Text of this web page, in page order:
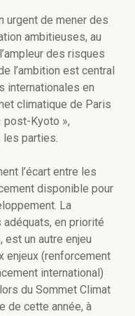
urgent de mener des
ambitieuses, au
des risques
l’ambition est central
internationales en
climatique de Paris
post-Kyoto »,
les parties.
l’écart entre les
disponible pour
La
en priorité
un autre enjeu
enjeux (renforcement
international)
du Sommet Climat
de cette année, à